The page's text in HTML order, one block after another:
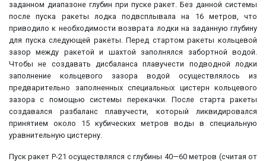
заданном диапазоне глубин при пуске ракет. Без данной системы
после пуска ракеты лодка подвсплывала на 16 метров, что
приводило к необходимости возврата лодки на заданную глубину
для пуска следующей ракеты. Перед стартом ракеты кольцевой
зазор между ракетой и шахтой заполнялся забортной водой.
Чтобы не создавать дисбаланса плавучести подводной лодки
заполнение кольцевого зазора водой осуществлялось из
предварительно заполненных специальных цистерн кольцевого
зазора с помощью системы перекачки. После старта ракеты
создавался разбаланс плавучести, который ликвидировался
принятием около 15 кубических метров воды в специальную
уравнительную цистерну.
Пуск ракет Р-21 осуществлялся с глубины 40—60 метров (считая от